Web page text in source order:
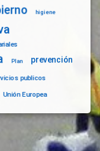
higiene
Plan prevención
publicos
Unión Europea